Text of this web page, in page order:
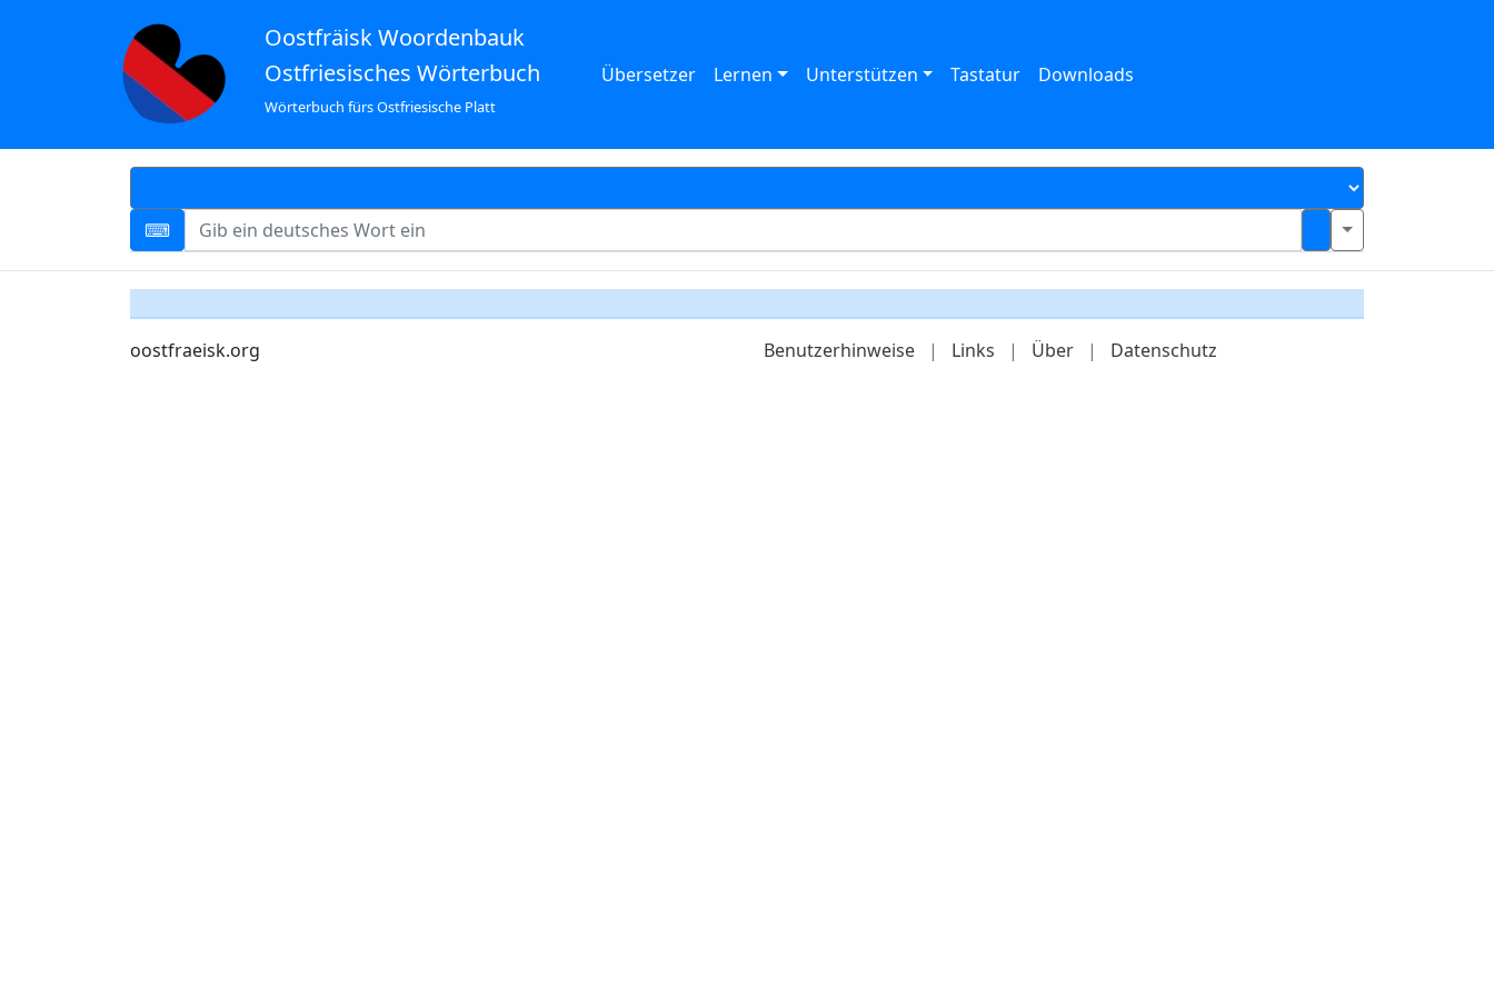
Oostfräisk Woordenbauk
Ostfriesisches Wörterbuch
Wörterbuch fürs Ostfriesische Platt
Übersetzer Lernen Unterstützen Tastatur Downloads
oostfraeisk.org Benutzerhinweise | Links | Über | Datenschutz